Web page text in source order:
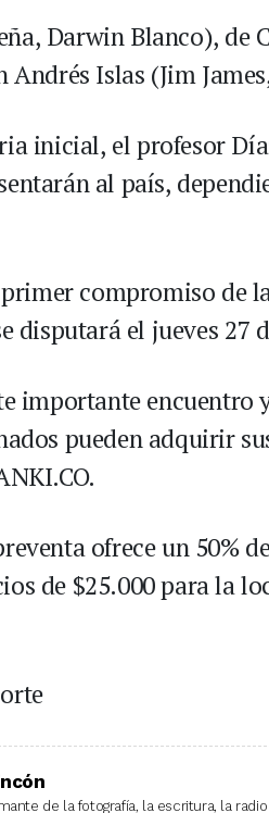
Darwin Blanco),
Andrés Islas (Jim
inicial, el profesor
al país,
compromiso de
disputará el jueves 27
importante encuentro
pueden adquirir
ofrece un 50%
de $25.000 para la
de la fotografía, la escritura, la